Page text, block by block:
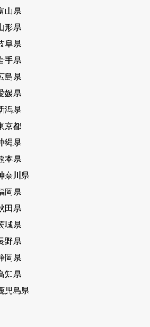
山県
形県
阜県
手県
島県
媛県
潟県
京都
縄県
本県
奈川県
岡県
田県
城県
野県
岡県
知県
児島県